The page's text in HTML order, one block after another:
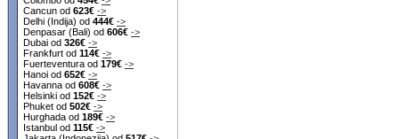
Cancun od 623€ ->
Delhi (Indija) od 444€ ->
Denpasar (Bali) od 606€ ->
Dubai od 326€ ->
Frankfurt od 114€ ->
Fuerteventura od 179€ ->
Hanoi od 652€ ->
Havanna od 608€ ->
Helsinki od 152€ ->
Phuket od 502€ ->
Hurghada od 189€ ->
Istanbul od 115€ ->